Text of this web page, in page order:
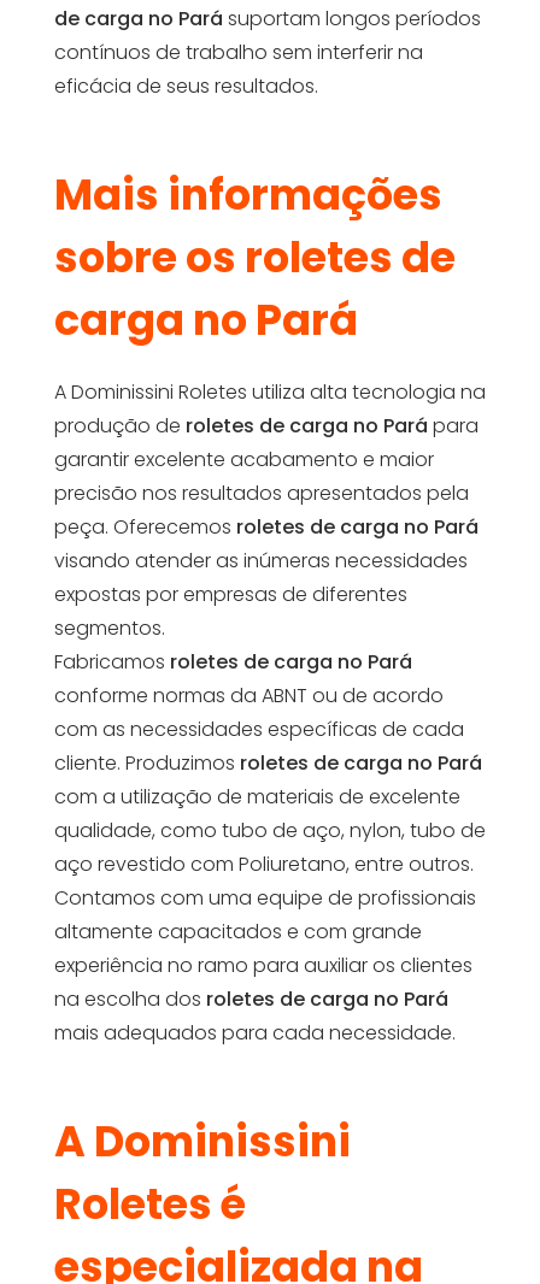
de carga no Pará suportam longos períodos
contínuos de trabalho sem interferir na
eficácia de seus resultados.
Mais informações
sobre os roletes de
carga no Pará
A Dominissini Roletes utiliza alta tecnologia na
produção de roletes de carga no Pará para
garantir excelente acabamento e maior
precisão nos resultados apresentados pela
peça. Oferecemos roletes de carga no Pará
visando atender as inúmeras necessidades
expostas por empresas de diferentes
segmentos.
Fabricamos roletes de carga no Pará
conforme normas da ABNT ou de acordo
com as necessidades específicas de cada
cliente. Produzimos roletes de carga no Pará
com a utilização de materiais de excelente
qualidade, como tubo de aço, nylon, tubo de
aço revestido com Poliuretano, entre outros.
Contamos com uma equipe de profissionais
altamente capacitados e com grande
experiência no ramo para auxiliar os clientes
na escolha dos roletes de carga no Pará
mais adequados para cada necessidade.
A Dominissini
Roletes é
especializada na